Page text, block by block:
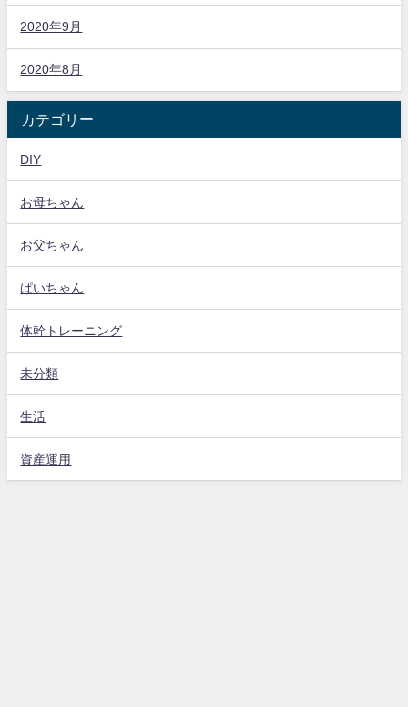
2020年9月
2020年8月
カテゴリー
DIY
お母ちゃん
お父ちゃん
ぱいちゃん
体幹トレーニング
未分類
生活
資産運用